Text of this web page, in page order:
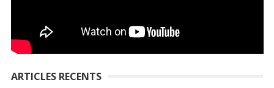
ARTICLES RECENTS